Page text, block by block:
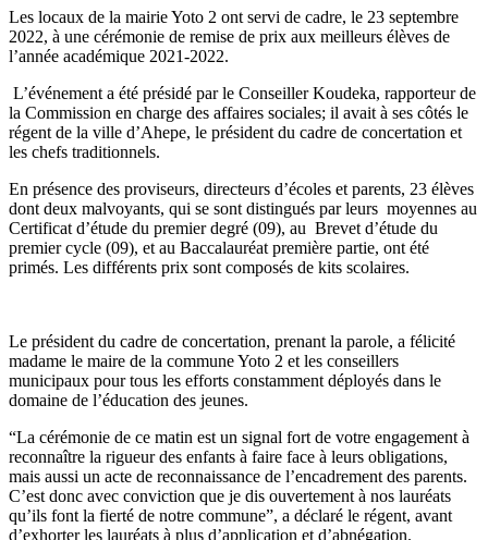
Les locaux de la mairie Yoto 2 ont servi de cadre, le 23 septembre
2022, à une cérémonie de remise de prix aux meilleurs élèves de
l’année académique 2021-2022.
L’événement a été présidé par le Conseiller Koudeka, rapporteur de
la Commission en charge des affaires sociales; il avait à ses côtés le
régent de la ville d’Ahepe, le président du cadre de concertation et
les chefs traditionnels.
En présence des proviseurs, directeurs d’écoles et parents, 23 élèves
dont deux malvoyants, qui se sont distingués par leurs moyennes au
Certificat d’étude du premier degré (09), au Brevet d’étude du
premier cycle (09), et au Baccalauréat première partie, ont été
primés. Les différents prix sont composés de kits scolaires.
Le président du cadre de concertation, prenant la parole, a félicité
madame le maire de la commune Yoto 2 et les conseillers
municipaux pour tous les efforts constamment déployés dans le
domaine de l’éducation des jeunes.
“La cérémonie de ce matin est un signal fort de votre engagement à
reconnaître la rigueur des enfants à faire face à leurs obligations,
mais aussi un acte de reconnaissance de l’encadrement des parents.
C’est donc avec conviction que je dis ouvertement à nos lauréats
qu’ils font la fierté de notre commune”, a déclaré le régent, avant
d’exhorter les lauréats à plus d’application et d’abnégation.